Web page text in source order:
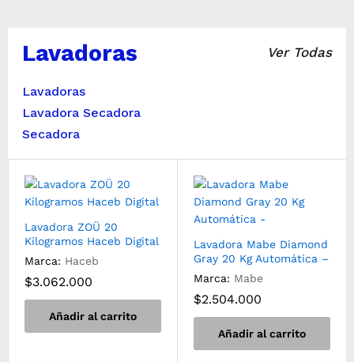
Lavadoras
Lavadoras
Lavadora Secadora
Secadora
Ver Todas
Lavadora ZOÜ 20
Kilogramos Haceb Digital
Marca: Haceb
$3.062.000
Añadir al carrito
Lavadora Mabe Diamond
Gray 20 Kg Automática –
Marca: Mabe
$2.504.000
Añadir al carrito